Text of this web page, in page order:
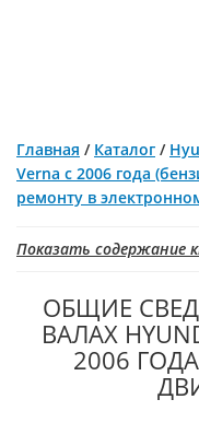
Главная / Каталог /
Verna с 2006 года
ремонту в
Показать содержание
ОБЩИЕ
ВАЛАХ
2006